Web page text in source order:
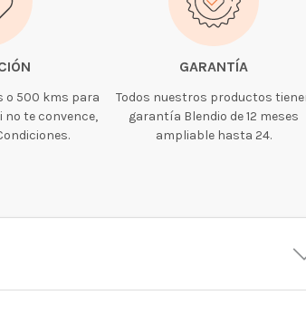
o 500 kms para
no te convence,
GARANTÍA
Todos nuestros productos
garantía Blendio de 12 meses
ampliable hasta 24.